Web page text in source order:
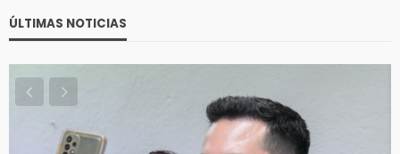
ÚLTIMAS NOTICIAS